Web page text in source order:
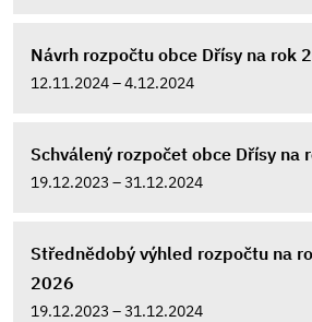
Návrh rozpočtu obce Dřísy na rok
12.11.2024 – 4.12.2024
Schválený rozpočet obce Dřísy na
19.12.2023 – 31.12.2024
Střednědobý výhled rozpočtu na
2026
19.12.2023 – 31.12.2024